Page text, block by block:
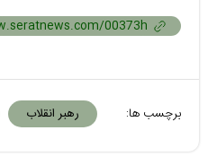
برچسب ها: رهبر انقلاب